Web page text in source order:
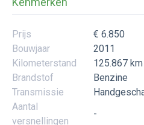
Prijs
€ 6.850
Bouwjaar
2011
Kilometerstand
125.867 km
Brandstof
Benzine
Transmissie
Aantal
versnellingen
-